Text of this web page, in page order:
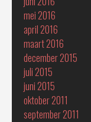
mei 2016
april 2016
maart 2016
december 2015
juli 2015
juni 2015
oktober 2011
september 2011